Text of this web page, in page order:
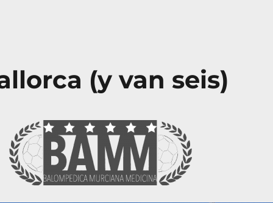
(y van seis)